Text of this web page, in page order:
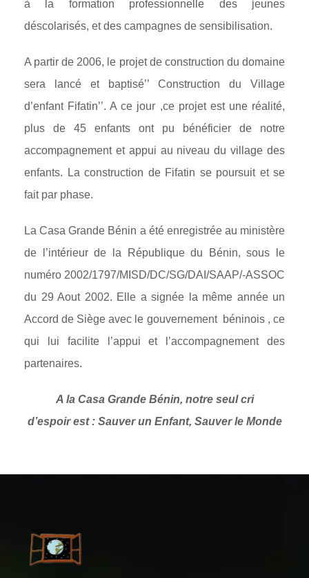
à la formation professionnelle des jeunes
déscolarisés, et des campagnes de sensibilisation.
A partir de 2006, le projet de construction du domaine
sera lancé et baptisé’’ Construction du Village
d’enfant Fifatin’’. A ce jour ,ce projet est une réalité,
plus de 45 enfants ont pu bénéficier de notre
accompagnement et appui au niveau du village des
enfants. La construction de Fifatin se poursuit et se
fait par phase.
La Casa Grande Bénin a été enregistrée au ministère
de l’intérieur de la République du Bénin, sous le
numéro 2002/1797/MISD/DC/SG/DAI/SAAP/-ASSOC
du 29 Aout 2002. Elle a signée la même année un
Accord de Siège avec le gouvernement béninois , ce
qui lui facilite l’appui et l’accompagnement des
partenaires.
A la Casa Grande Bénin, notre seul cri
d’espoir est : Sauver un Enfant, Sauver le Monde